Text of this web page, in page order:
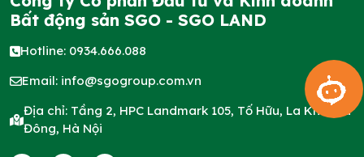
Bất động sản SGO - SGO LAND
Hotline: 0934.666.088
Email: info@sgogroup.com.vn
Địa chỉ: Tầng 2, HPC Landmark 105, Tố Hữu, La Khê, Hà
Đông, Hà Nội